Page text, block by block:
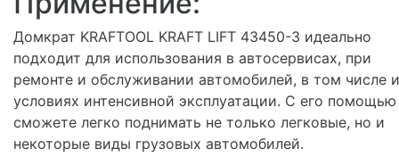
Домкрат KRAFTOOL KRAFT LIFT 43450-3 идеально
подходит для использования в автосервисах, при
ремонте и обслуживании автомобилей, в том числе
условиях интенсивной эксплуатации. С его
сможете легко поднимать не только легковые, но и
некоторые виды грузовых автомобилей.